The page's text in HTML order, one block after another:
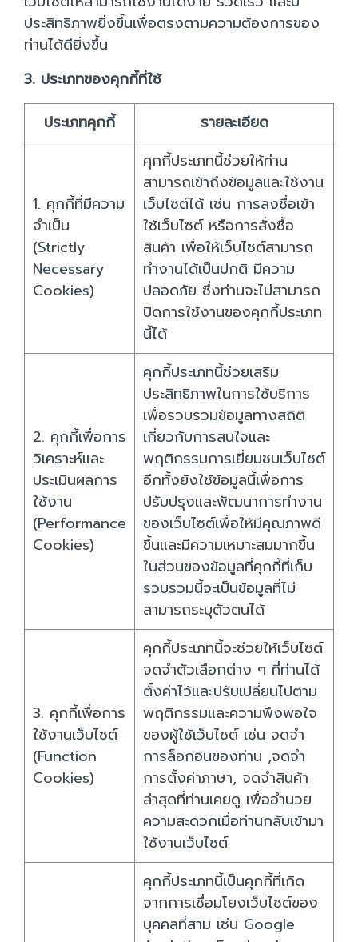
ประสิทธิภาพยิ่งขึ้นเพื่อตรงตามความต้องการของ
ท่านได้ดียิ่งขึ้น
3. ประเภทของคุกกี้ที่ใช้
ประเภทคุกกี้
รายละเอียด
1. คุกกี้ที่มีความ
จำเป็น
(Strictly
Necessary
Cookies)
คุกกี้ประเภทนี้ช่วยให้ท่าน
สามารถเข้าถึงข้อมูลและใช้งาน
เว็บไซต์ได้ เช่น การลงชื่อเข้า
ใช้เว็บไซต์ หรือการสั่งซื้อ
สินค้า เพื่อให้เว็บไซต์สามารถ
ทำงานได้เป็นปกติ มีความ
ปลอดภัย ซึ่งท่านจะไม่สามารถ
ปิดการใช้งานของคุกกี้ประเภท
นี้ได้
2. คุกกี้เพื่อการ
วิเคราะห์และ
ประเมินผลการ
ใช้งาน
(Performance
Cookies)
คุกกี้ประเภทนี้ช่วยเสริม
ประสิทธิภาพในการใช้บริการ
เพื่อรวบรวมข้อมูลทางสถิติ
เกี่ยวกับการสนใจและ
พฤติกรรมการเยี่ยมชมเว็บไซต์
อีกทั้งยังใช้ข้อมูลนี้เพื่อการ
ปรับปรุงและพัฒนาการทำงาน
ของเว็บไซต์เพื่อให้มีคุณภาพดี
ขึ้นและมีความเหมาะสมมากขึ้น
ในส่วนของข้อมูลที่คุกกี้ที่เก็บ
รวบรวมนี้จะเป็นข้อมูลที่ไม่
สามารถระบุตัวตนได้
3. คุกกี้เพื่อการ
ใช้งานเว็บไซต์
(Function
Cookies)
คุกกี้ประเภทนี้จะช่วยให้เว็บไซต์
จดจำตัวเลือกต่าง ๆ ที่ท่านได้
ตั้งค่าไว้และปรับเปลี่ยนไปตาม
พฤติกรรมและความพึงพอใจ
ของผู้ใช้เว็บไซต์ เช่น จดจำ
การล็อกอินของท่าน ,จดจำ
การตั้งค่าภาษา, จดจำสินค้า
ล่าสุดที่ท่านเคยดู เพื่ออำนวย
ความสะดวกเมื่อท่านกลับเข้ามา
ใช้งานเว็บไซต์
คุกกี้ประเภทนี้เป็นคุกกี้ที่เกิด
จากการเชื่อมโยงเว็บไซต์ของ
บุคคลที่สาม เช่น Google